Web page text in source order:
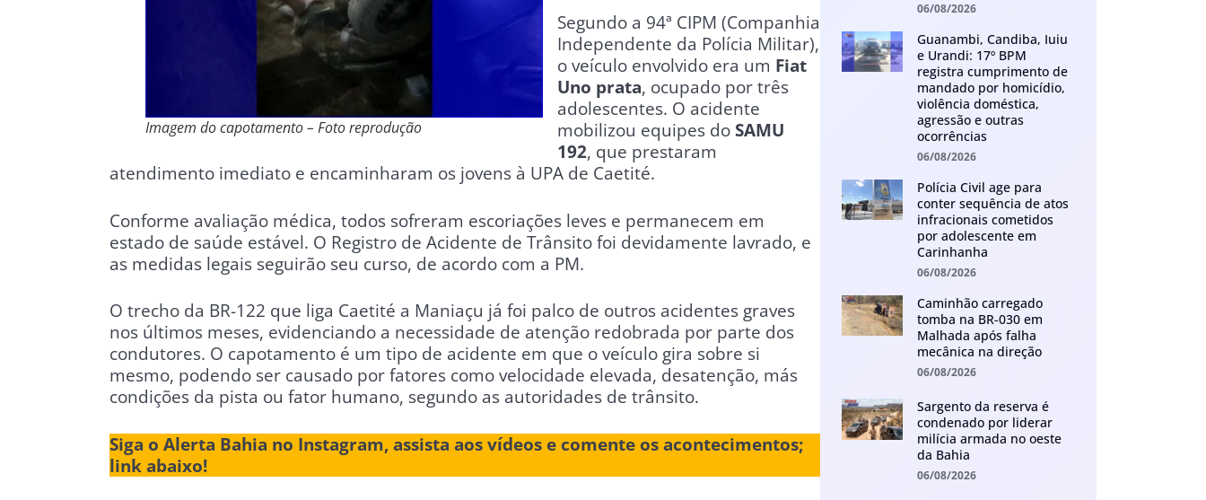
Imagem do capotamento – Foto reprodução
Segundo a 94ª CIPM (Companhia
Independente da Polícia Militar),
o veículo envolvido era um Fiat
Uno prata, ocupado por três
adolescentes. O acidente
mobilizou equipes doSAMU
192, que prestaram
atendimento imediato e encaminharam os jovens à UPA de Caetité.
Conforme avaliação médica, todos sofreram escoriações leves e permanecem em
estado de saúde estável. O Registro de Acidente de Trânsito foi devidamente lavrado, e
as medidas legais seguirão seu curso, de acordo com a PM.
O trecho da BR-122 que liga Caetité a Maniaçu já foi palco de outros acidentes graves
nos últimos meses, evidenciando a necessidade de atenção redobrada por parte dos
condutores. O capotamento é um tipo de acidente em que o veículo gira sobre si
mesmo, podendo ser causado por fatores como velocidade elevada, desatenção, más
condições da pista ou fator humano, segundo as autoridades de trânsito.
Siga o Alerta Bahia no Instagram, assista aos vídeos e comente os acontecimentos;
link abaixo!
06/08/2026
Guanambi, Candiba, Iuiu
e Urandi: 17º BPM
registra cumprimento de
mandado por homicídio,
violência doméstica,
agressão e outras
ocorrências
06/08/2026
Polícia Civil age para
conter sequência de atos
infracionais cometidos
por adolescente em
Carinhanha
06/08/2026
Caminhão carregado
tomba na BR-030 em
Malhada após falha
mecânica na direção
06/08/2026
Sargento da reserva é
condenado por liderar
milícia armada no oeste
da Bahia
06/08/2026